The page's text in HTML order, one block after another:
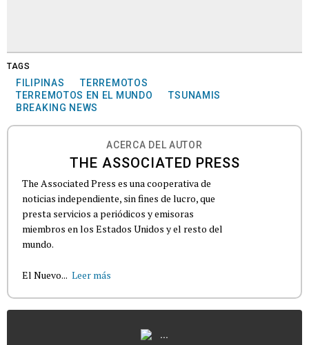
TAGS
FILIPINAS
TERREMOTOS
TERREMOTOS EN EL MUNDO
TSUNAMIS
BREAKING NEWS
ACERCA DEL AUTOR
THE ASSOCIATED PRESS
The Associated Press es una cooperativa de
noticias independiente, sin fines de lucro, que
presta servicios a periódicos y emisoras
miembros en los Estados Unidos y el resto del
mundo.
El Nuevo... Leer más
...